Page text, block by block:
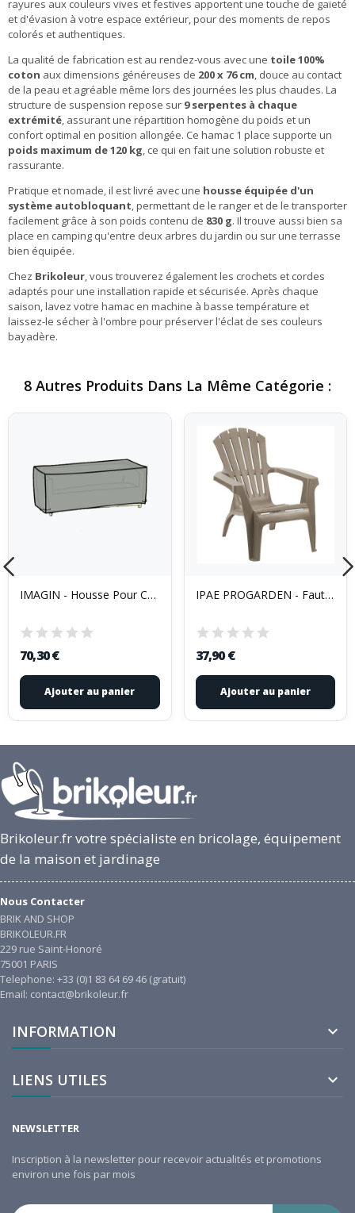
rayures aux couleurs vives et festives apportent une touche de gaieté
et d'évasion à votre espace extérieur, pour des moments de repos
colorés et authentiques.
La qualité de fabrication est au rendez-vous avec une toile 100%
coton aux dimensions généreuses de 200 x 76 cm, douce au contact
de la peau et agréable même lors des journées les plus chaudes. La
structure de suspension repose sur 9 serpentes à chaque
extrémité, assurant une répartition homogène du poids et un
confort optimal en position allongée. Ce hamac 1 place supporte un
poids maximum de 120 kg, ce qui en fait une solution robuste et
rassurante.
Pratique et nomade, il est livré avec une housse équipée d'un
système autobloquant, permettant de le ranger et de le transporter
facilement grâce à son poids contenu de 830 g. Il trouve aussi bien sa
place en camping qu'entre deux arbres du jardin ou sur une terrasse
bien équipée.
Chez Brikoleur, vous trouverez également les crochets et cordes
adaptés pour une installation rapide et sécurisée. Après chaque
saison, lavez votre hamac en machine à basse température et
laissez-le sécher à l'ombre pour préserver l'éclat de ses couleurs
bayadère.
8 Autres Produits Dans La Même Catégorie :
IMAGIN - Housse Pour Canapé
70,30 €
Ajouter au panier
IPAE PROGARDEN - Fauteuil bas de repos Dolomiti...
37,90 €
Ajouter au panier
Brikoleur.fr votre spécialiste en bricolage, équipement
de la maison et jardinage
Nous Contacter
BRIK AND SHOP
BRIKOLEUR.FR
229 rue Saint-Honoré
75001 PARIS
Telephone: +33 (0)1 83 64 69 46 (gratuit)
Email: contact@brikoleur.fr
INFORMATION 
LIENS UTILES 
NEWSLETTER
Inscription à la newsletter pour recevoir actualités et promotions
environ une fois par mois